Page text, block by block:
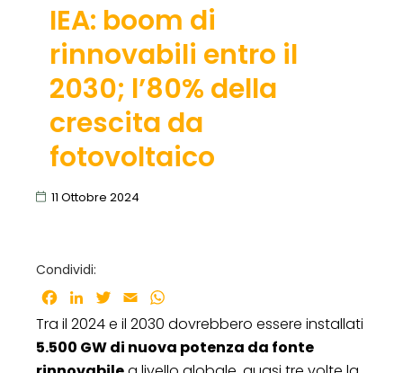
IEA: boom di
rinnovabili entro il
2030; l’80% della
crescita da
fotovoltaico
11 Ottobre 2024
Condividi:
Facebook
LinkedInTwitter
Email
Tra il 2024 e il 2030 dovrebbero essere installati
5.500 GW di nuova potenza da fonte